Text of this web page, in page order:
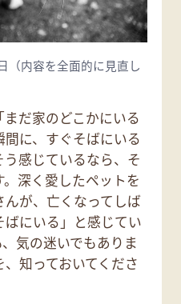
（内容を全面的に見直し
だ家のどこかにいる
に、すぐそばにいる
感じているなら、そ
深く愛したペットを
が、亡くなってしば
にいる」と感じてい
気の迷いでもありま
知っておいてくださ